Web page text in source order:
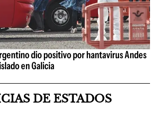
dio positivo por hantavirus Andes
en Galicia
DE ESTADOS